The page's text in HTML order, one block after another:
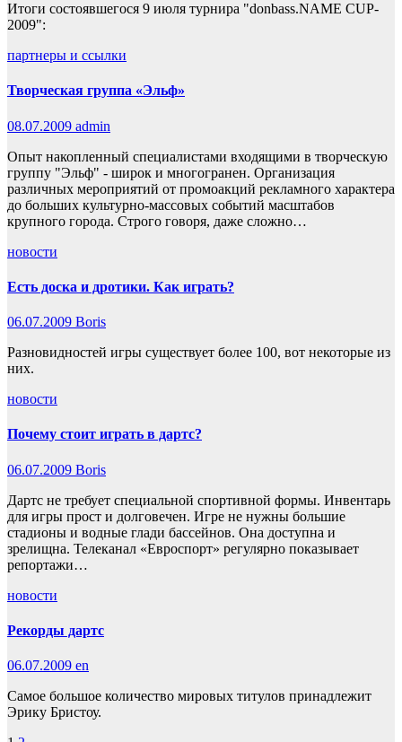
Итоги состоявшегося 9 июля турнира "donbass.NAME CUP-
2009":
партнеры и ссылки
Творческая группа «Эльф»
08.07.2009 admin
Опыт накопленный специалистами входящими в творческую
группу "Эльф" - широк и многогранен. Организация
различных мероприятий от промоакций рекламного характера
до больших культурно-массовых событий масштабов
крупного города. Строго говоря, даже сложно…
новости
Есть доска и дротики. Как играть?
06.07.2009 Boris
Разновидностей игры существует более 100, вот некоторые из
них.
новости
Почему стоит играть в дартс?
06.07.2009 Boris
Дартс не требует специальной спортивной формы. Инвентарь
для игры прост и долговечен. Игре не нужны большие
стадионы и водные глади бассейнов. Она доступна и
зрелищна. Телеканал «Евроспорт» регулярно показывает
репортажи…
новости
Рекорды дартс
06.07.2009 en
Самое большое количество мировых титулов принадлежит
Эрику Бристоу.